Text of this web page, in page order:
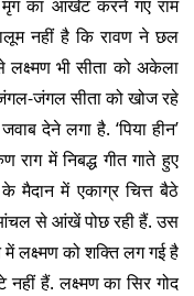
मृग का आखेट करने गए राम
नहीं है कि रावण ने छल
भी सीता को अकेला
जंगल सीता को खोज रहे
देने लगा है. ‘पिया हीन’
में निबद्ध गीत गाते हुए
मैदान में एकाग्र चित्त बैठे
आंचल से आंखें पोछ रही हैं. उस
लक्ष्मण को शक्ति लग गई है
हैं. लक्ष्मण का सिर गोद